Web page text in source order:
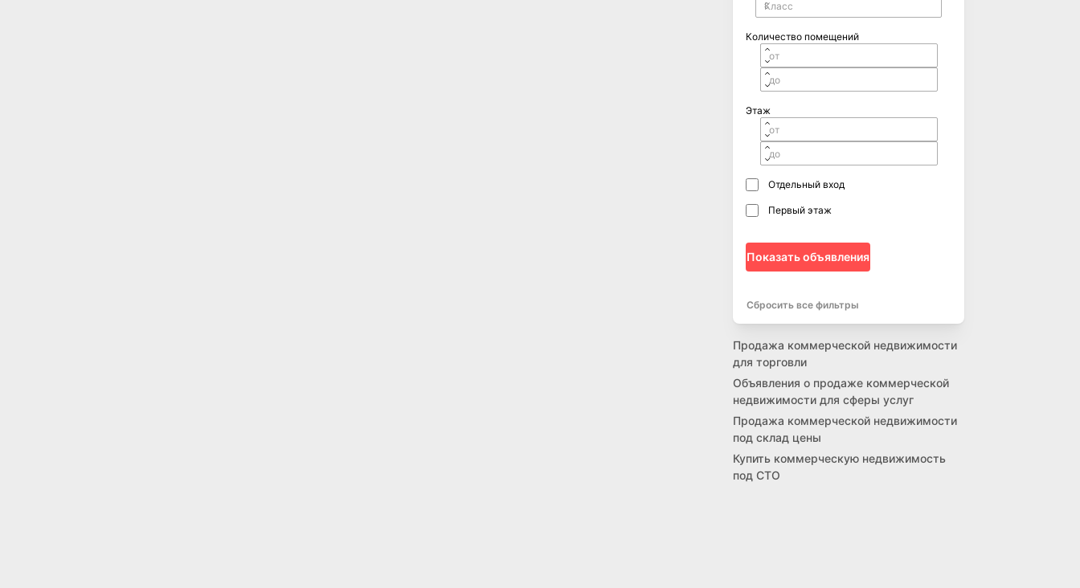
Количество помещений
Этаж
Отдельный вход
Первый этаж
Показать объявления
Сбросить все фильтры
Продажа коммерческой недвижимости
для торговли
Объявления о продаже коммерческой
недвижимости для сферы услуг
Продажа коммерческой недвижимости
под склад цены
Купить коммерческую недвижимость
под СТО